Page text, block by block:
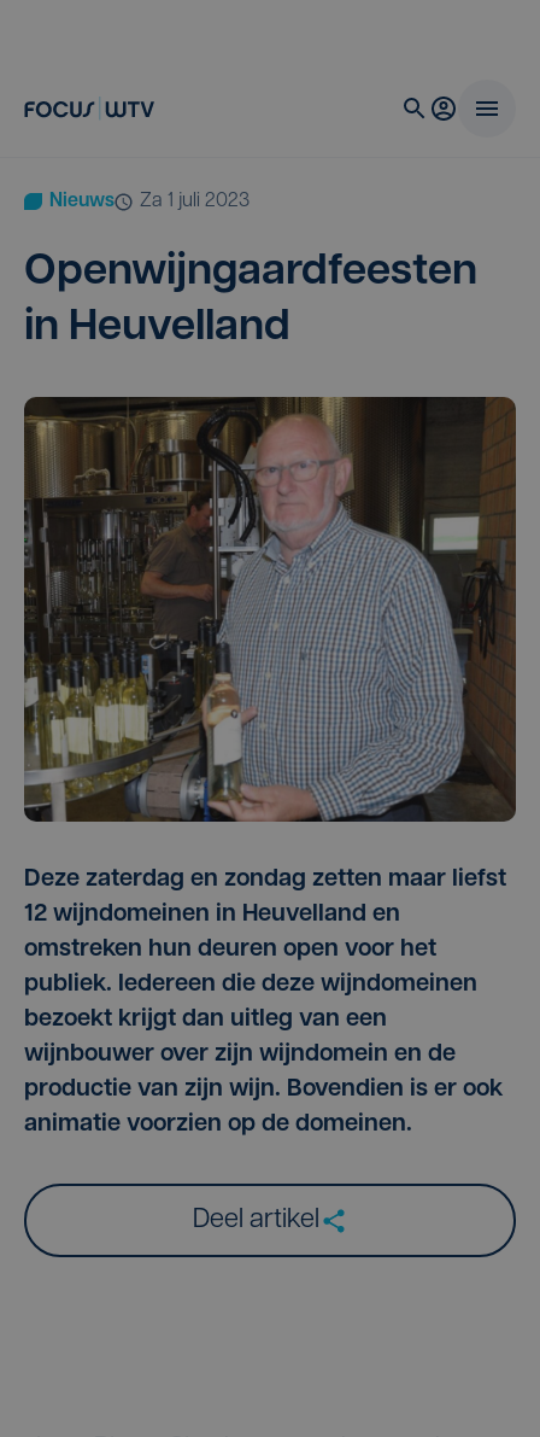
Nieuws za 1 juli 2023
Open­wijn­gaard­fees­ten
in Heuvelland
Deze zaterdag en zondag zetten maar liefst
12 wijndomeinen in Heuvelland en
omstreken hun deuren open voor het
publiek. Iedereen die deze wijndomeinen
bezoekt krijgt dan uitleg van een
wijnbouwer over zijn wijndomein en de
productie van zijn wijn. Bovendien is er ook
animatie voorzien op de domeinen.
Deel artikel